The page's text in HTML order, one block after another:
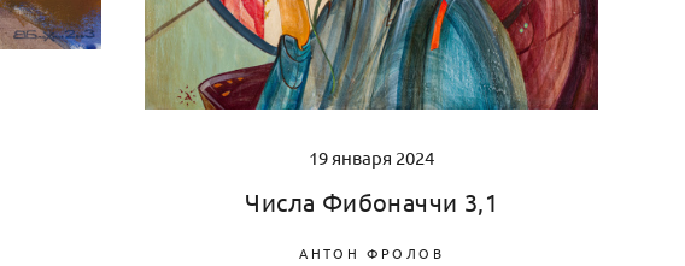
19 января 2024
Числа Фибоначчи 3,1
АНТОН ФРОЛОВ